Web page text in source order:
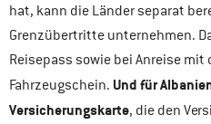
hat, kann die Länder separat
Grenzübertritte unternehmen.
Reisepass sowie bei Anreise mit
Fahrzeugschein. Und für
Versicherungskarte, die den